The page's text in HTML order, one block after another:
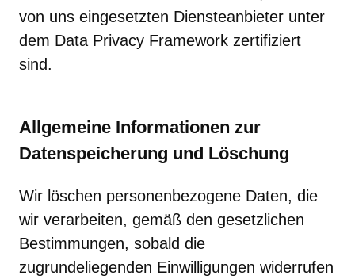
von uns eingesetzten Diensteanbieter unter
dem Data Privacy Framework zertifiziert
sind.
Allgemeine Informationen zur
Datenspeicherung und Löschung
Wir löschen personenbezogene Daten, die
wir verarbeiten, gemäß den gesetzlichen
Bestimmungen, sobald die
zugrundeliegenden Einwilligungen widerrufen